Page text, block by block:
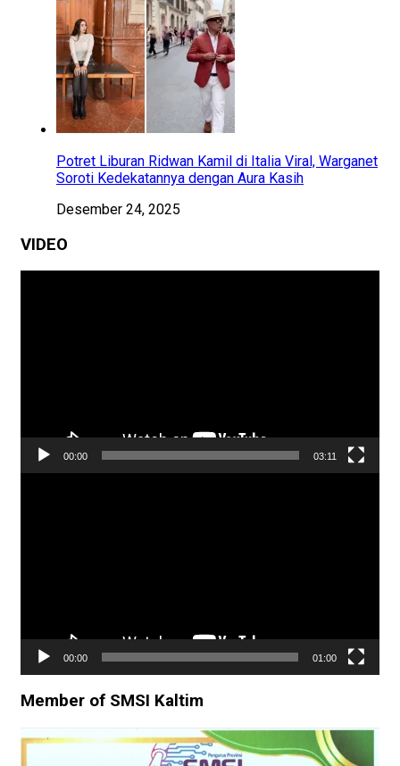
Potret Liburan Ridwan Kamil di Italia Viral, Warganet
Soroti Kedekatannya dengan Aura Kasih
Desember 24, 2025
VIDEO
00:00 03:11
00:00 01:00
Member of SMSI Kaltim